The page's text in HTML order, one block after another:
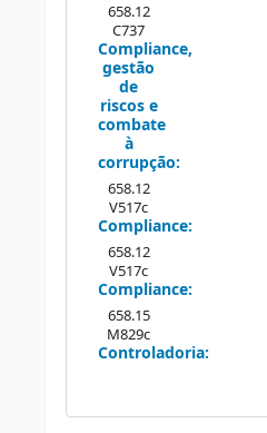
658.12
C737
Compliance,
gestão
de
riscos e
combate
à
corrupção:
658.12
V517c
Compliance:
658.12
V517c
Compliance:
658.15
M829c
Controladoria: